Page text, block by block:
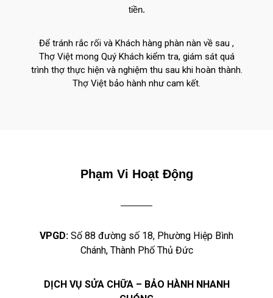
tiền.
Để tránh rắc rối và Khách hàng phàn nàn về sau ,
Thợ Việt mong Quý Khách kiểm tra, giám sát quá
trình thợ thực hiện và nghiệm thu sau khi hoàn thành.
Thợ Việt bảo hành như cam kết.
Phạm Vi Hoạt Động
VPGD: Số 88 đường số 18, Phường Hiệp Bình
Chánh, Thành Phố Thủ Đức
DỊCH VỤ SỬA CHỮA – BẢO HÀNH NHANH